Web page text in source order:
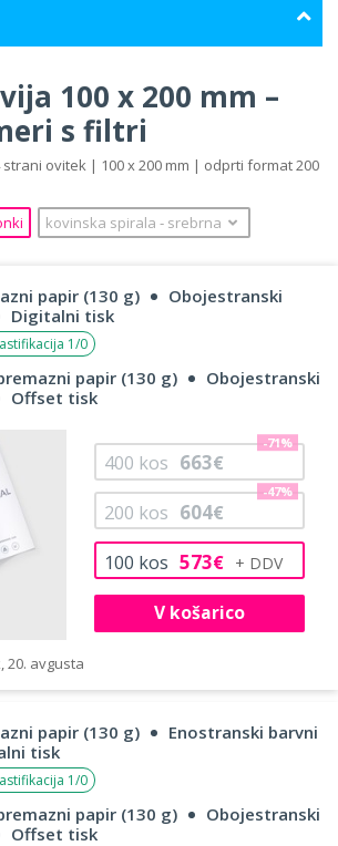
100 x 200 mm –
s filtri
ovitek | 100 x 200 mm | odprti format 200
kovinska spirala ‐ srebrna
papir (130 g)
Obojestranski
Digitalni tisk
1/0
papir (130 g)
Obojestranski
Offset tisk
100 kos 573€
200 kos 604€
-47%
400 kos 663€
-71%
V košarico
20. avgusta
papir (130 g)
Enostranski barvni
tisk
1/0
papir (130 g)
Obojestranski
Offset tisk